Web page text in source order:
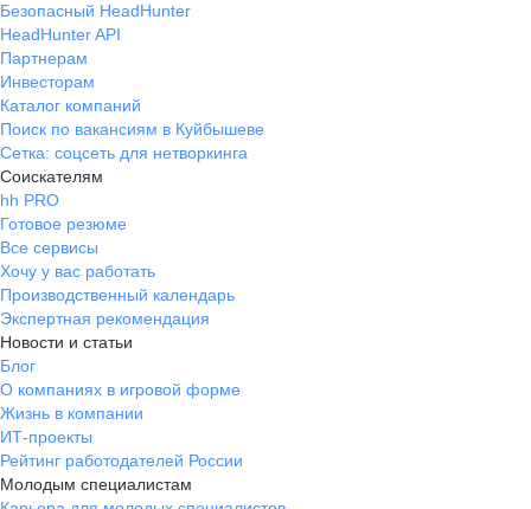
Безопасный HeadHunter
HeadHunter API
Партнерам
Инвесторам
Каталог компаний
Поиск по вакансиям в Куйбышеве
Сетка: соцсеть для нетворкинга
Соискателям
hh PRO
Готовое резюме
Все сервисы
Хочу у вас работать
Производственный календарь
Экспертная рекомендация
Новости и статьи
Блог
О компаниях в игровой форме
Жизнь в компании
ИТ-проекты
Рейтинг работодателей России
Молодым специалистам